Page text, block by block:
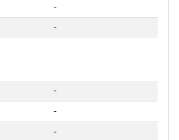
-
-
-
-
-